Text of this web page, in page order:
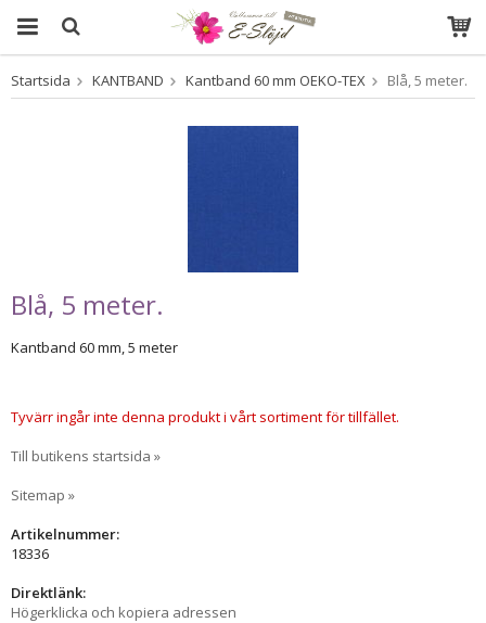
Produkten har blivit tillagd i varukorgen
Startsida KANTBAND Kantband 60 mm OEKO-TEX Blå, 5 meter.
Blå, 5 meter.
Kantband 60 mm, 5 meter
Tyvärr ingår inte denna produkt i vårt sortiment för tillfället.
Till butikens startsida »
Sitemap »
Artikelnummer:
18336
Direktlänk:
Högerklicka och kopiera adressen